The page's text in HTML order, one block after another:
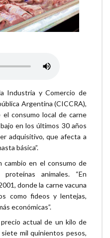
Industria y Comercio de
Argentina (CICCRA),
consumo local de carne
en los últimos 30 años
adquisitivo, que afecta a
básica”.
cambio en el consumo de
animales. “En
donde la carne vacuna
como fideos y lentejas,
económicas”.
actual de un kilo de
mil quinientos pesos,